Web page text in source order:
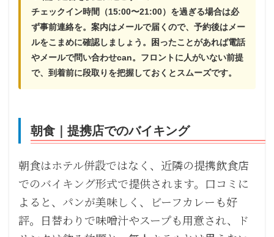
チェックイン時間（15:00〜21:00）を過ぎる場合は必
ず事前連絡を。案内はメールで届くので、予約後はメー
ルをこまめに確認しましょう。困ったことがあれば電話
やメールで問い合わせcan。フロントに人がいない前提
で、到着前に段取りを把握しておくとスムーズです。
朝食｜提携店でのバイキング
朝食はホテル併設ではなく、近隣の提携飲食店
でのバイキング形式で提供されます。口コミに
よると、パンが美味しく、ビーフカレーも好
評。日替わりで味噌汁やスープも用意され、ド